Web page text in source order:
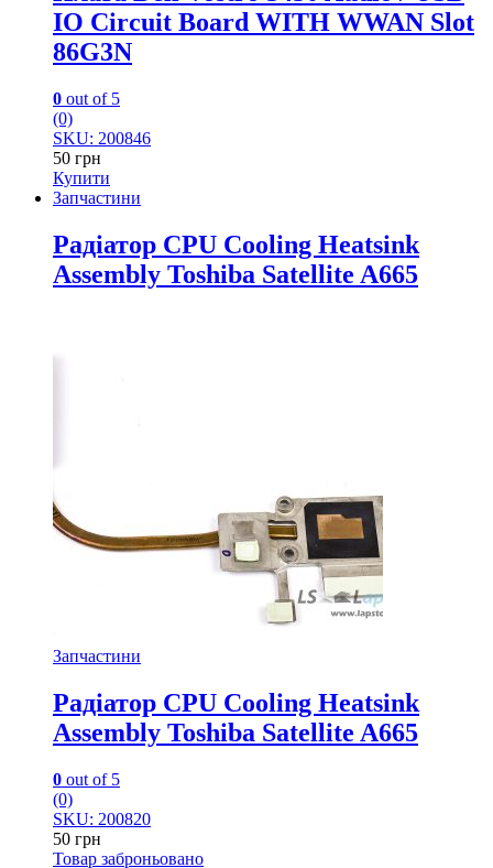
IO Circuit Board WITH WWAN Slot
86G3N
0 out of 5
(0)
SKU: 200846
50 грн
Купити
Запчастини
Радіатор CPU Cooling Heatsink
Assembly Toshiba Satellite A665
Запчастини
Радіатор CPU Cooling Heatsink
Assembly Toshiba Satellite A665
0 out of 5
(0)
SKU: 200820
50 грн
Товар заброньовано